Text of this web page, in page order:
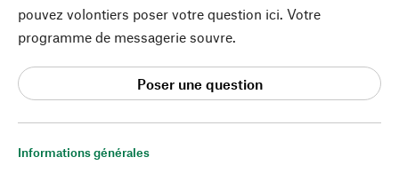
Informations générales
pouvez volontiers poser votre question ici. Votre
programme de messagerie souvre.
Poser une question